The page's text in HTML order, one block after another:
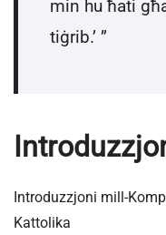
min hu ħati
tiġrib.’ ”
Introduzzjoni mill-
Kattolika